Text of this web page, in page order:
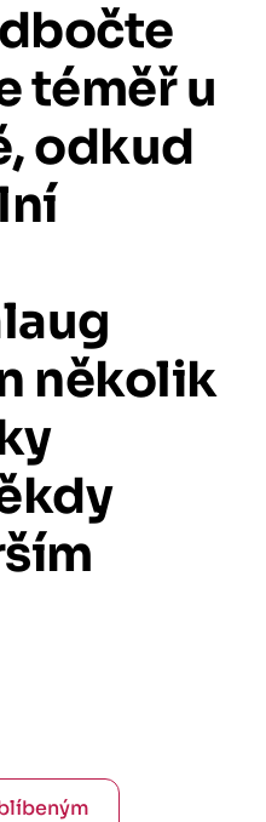
téměřu
odkud
několik